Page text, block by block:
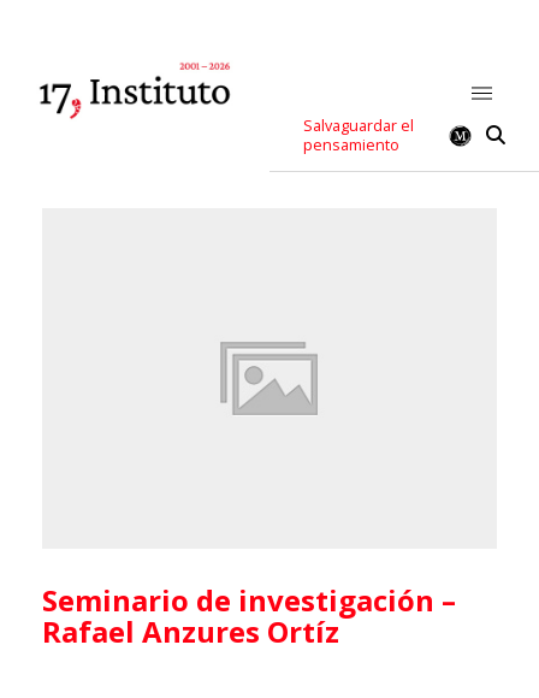
Salvaguardar el
pensamiento
Seminario de investigación –
Rafael Anzures Ortíz